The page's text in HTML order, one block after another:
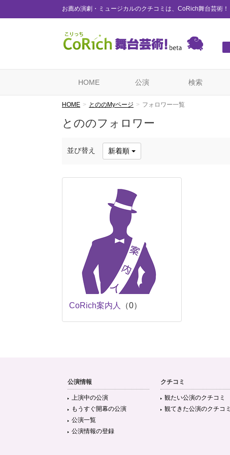
お薦め演劇・ミュージカルのクチコミは、CoRich舞台芸術！
HOME 公演 検索
HOME とののMyページ フォロワー一覧
とののフォロワー
並び替え 新着順
CoRich案内人 （0）
公演情報
上演中の公演
もうすぐ開幕の公演
公演一覧
公演情報の登録
クチコミ
観たい公演のクチコミ
観てきた公演のクチコミ